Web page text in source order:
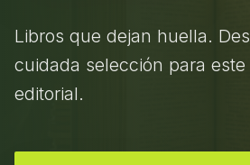
Libros que dejan huella.
cuidada selección para
editorial.